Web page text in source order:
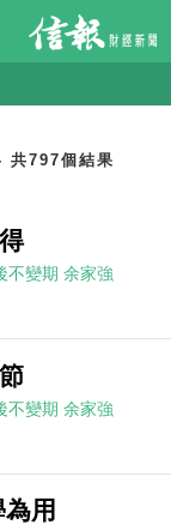
共797個結果
不變期 余家強
不變期 余家強
用